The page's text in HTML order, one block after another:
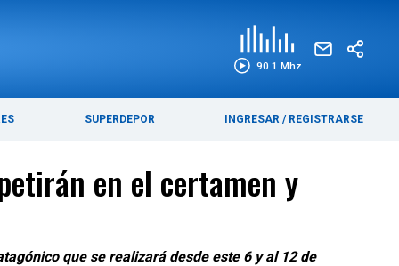
90.1 Mhz
SUPERDEPOR INGRESAR / REGISTRARSE
en el certamen y
que se realizará desde este 6 y al 12 de